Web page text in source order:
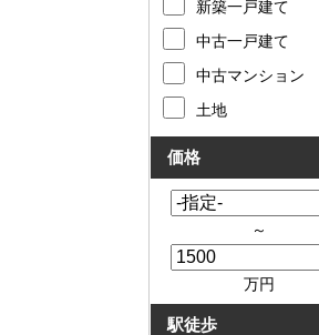
新築一戸建て
中古一戸建て
中古マンション
土地
価格
～
万円
駅徒歩